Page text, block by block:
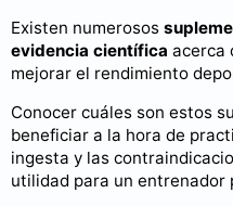
Existen numerosos
evidencia científica acerca
mejorar el rendimiento
Conocer cuáles son estos
beneficiar a la hora de
ingesta y las
utilidad para un entrenador